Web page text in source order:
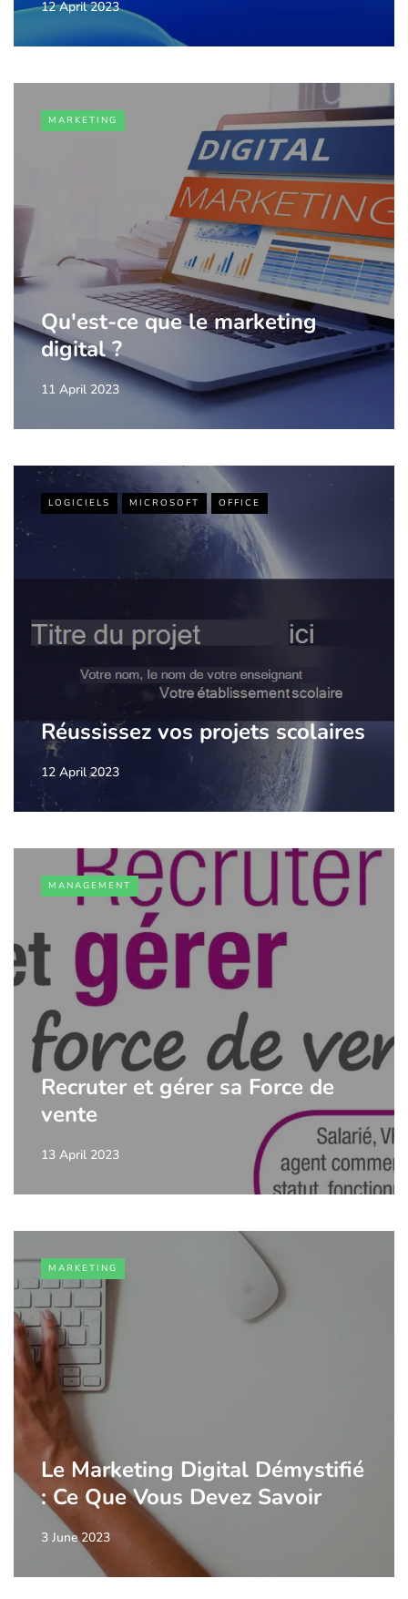
12 April 2023
MARKETING
Qu'est-ce que le marketing
digital ?
11 April 2023
LOGICIELS MICROSOFT OFFICE
Réussissez vos projets scolaires
12 April 2023
MANAGEMENT
Recruter et gérer sa Force de
vente
13 April 2023
MARKETING
Le Marketing Digital Démystifié
: Ce Que Vous Devez Savoir
3 June 2023